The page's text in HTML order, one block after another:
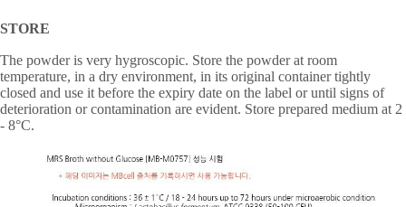
STORE
The powder is very hygroscopic. Store the powder at room
temperature, in a dry environment, in its original container tightly
closed and use it before the expiry date on the label or until signs of
deterioration or contamination are evident. Store prepared medium at 2
- 8°C.